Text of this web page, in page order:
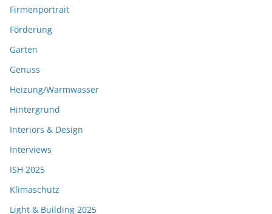
Firmenportrait
Förderung
Garten
Genuss
Heizung/Warmwasser
Hintergrund
Interiors & Design
Interviews
ISH 2025
Klimaschutz
Light & Building 2025